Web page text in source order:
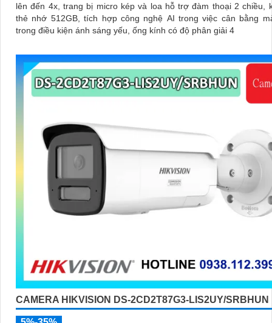
lên đến 4x, trang bị micro kép và loa hỗ trợ đàm thoại 2 chiều,
thẻ nhớ 512GB, tích hợp công nghệ AI trong việc cân bằng
trong điều kiện ánh sáng yếu, ống kính có độ phân giải 4
CAMERA HIKVISION DS-2CD2T87G3-LIS2UY/SRBHUN